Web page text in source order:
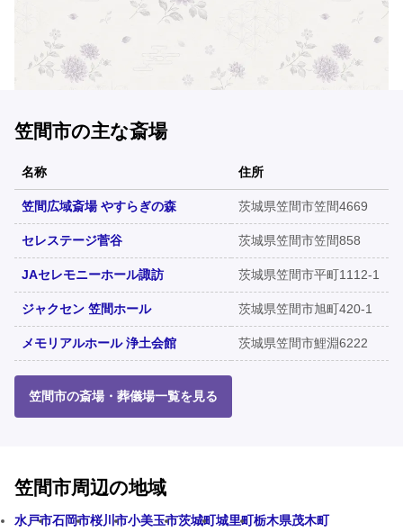
笠間市の主な斎場
名称 住所
笠間広域斎場 やすらぎの森 茨城県笠間市笠間4669
セレステージ菅谷 茨城県笠間市笠間858
JAセレモニーホール諏訪 茨城県笠間市平町1112-1
ジャクセン 笠間ホール 茨城県笠間市旭町420-1
メモリアルホール 浄土会館 茨城県笠間市鯉淵6222
笠間市の斎場・葬儀場一覧を見る
笠間市周辺の地域
水戸市石岡市桜川市小美玉市茨城町城里町栃木県茂木町